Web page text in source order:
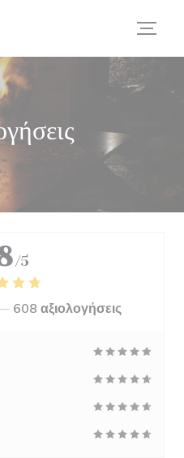
(Cookies)
/5
608 αξιολογήσεις